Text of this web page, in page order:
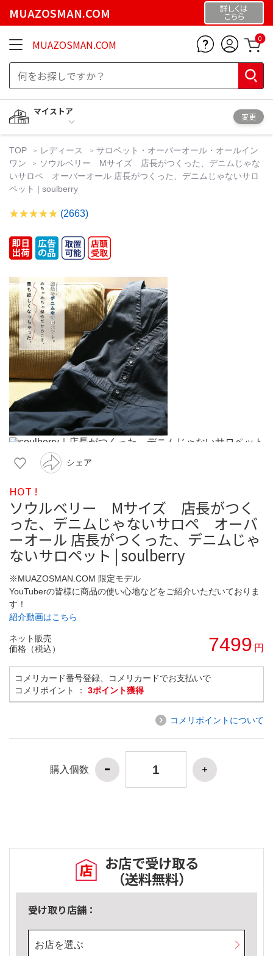
MUAZOSMAN.COM 詳しくは
こちら
MUAZOSMAN.COM 0
マイストア
変更
TOP レディース
サロペット・オーバーオール・オールイン
ワン
ソウルベリー Mサイズ 店長がつくった、デニムじゃな
いサロペ オーバーオール 店長がつくった、デニムじゃないサロ
ペット | soulberry
(2663)
シェア
HOT !
ソウルベリー Mサイズ 店長がつく
った、デニムじゃないサロペ オーバ
ーオール 店長がつくった、デニムじゃ
ないサロペット | soulberry
※MUAZOSMAN.COM 限定モデル
YouTuberの皆様に商品の使い心地などをご紹介いただいておりま
す！
紹介動画はこちら
ネット販売
価格（税込）
7499 円
コメリカード番号登録、コメリカードでお支払いで
コメリポイント ： 3ポイント獲得
コメリポイントについて
購入個数
お店で受け取る
（送料無料）
受け取り店舗：
お店を選ぶ